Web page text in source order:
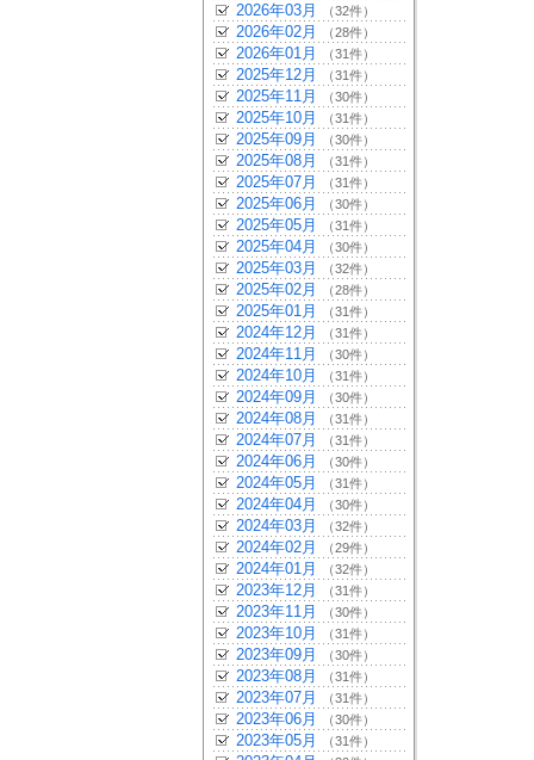
2026年03月 （32件）
2026年02月 （28件）
2026年01月 （31件）
2025年12月 （31件）
2025年11月 （30件）
2025年10月 （31件）
2025年09月 （30件）
2025年08月 （31件）
2025年07月 （31件）
2025年06月 （30件）
2025年05月 （31件）
2025年04月 （30件）
2025年03月 （32件）
2025年02月 （28件）
2025年01月 （31件）
2024年12月 （31件）
2024年11月 （30件）
2024年10月 （31件）
2024年09月 （30件）
2024年08月 （31件）
2024年07月 （31件）
2024年06月 （30件）
2024年05月 （31件）
2024年04月 （30件）
2024年03月 （32件）
2024年02月 （29件）
2024年01月 （32件）
2023年12月 （31件）
2023年11月 （30件）
2023年10月 （31件）
2023年09月 （30件）
2023年08月 （31件）
2023年07月 （31件）
2023年06月 （30件）
2023年05月 （31件）